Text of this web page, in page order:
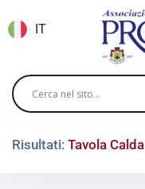
IT
Risultati: Tavola Calda